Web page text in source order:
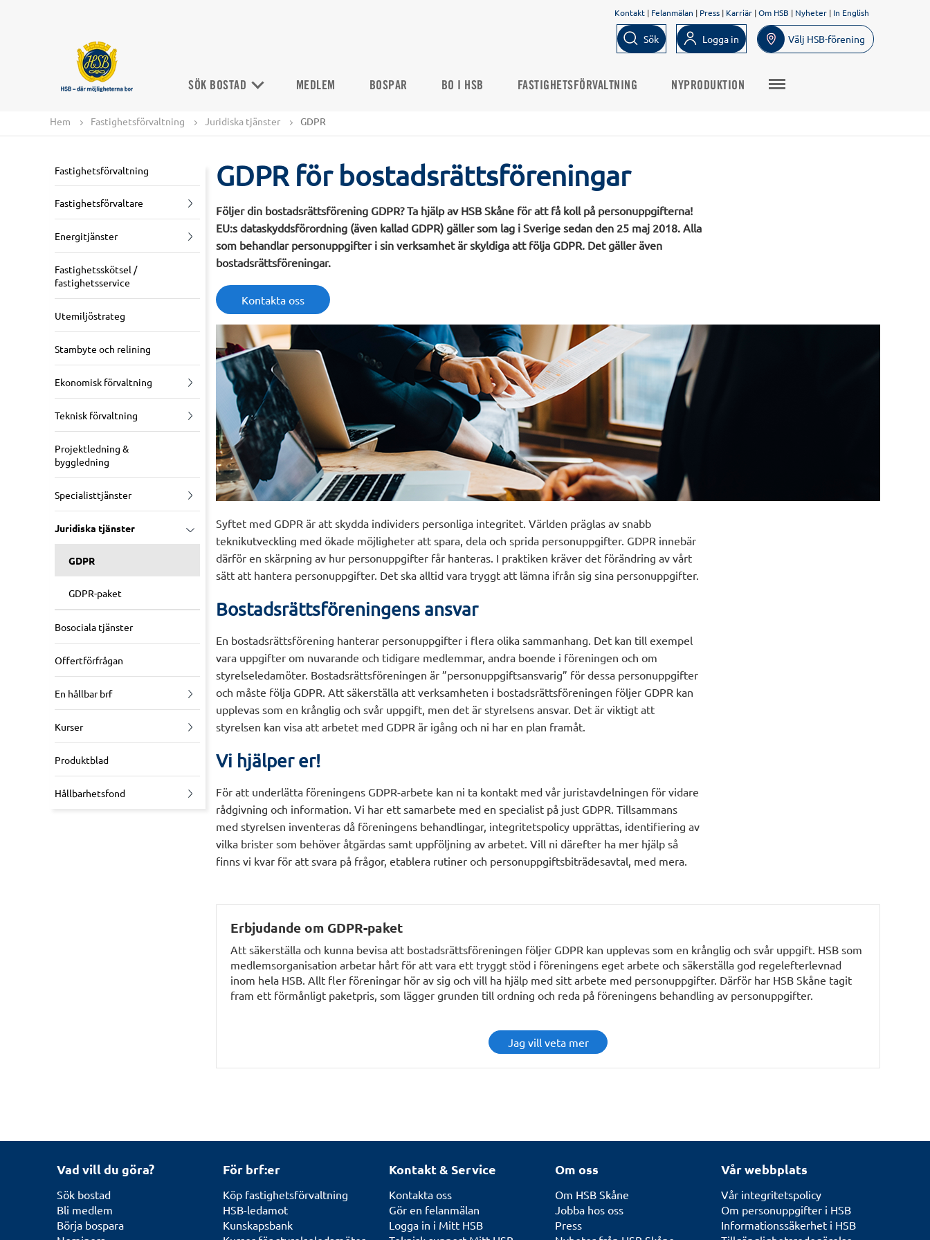
Kontakt | Felanmälan | Press | Karriär |Om HSB | Nyheter | In English
Sök Logga in Välj HSB-förening
SÖK BOSTAD MEDLEM BOSPAR BO I HSB FASTIGHETSFÖRVALTNING NYPRODUKTION
Hem Fastighetsförvaltning Juridiska tjänster GDPR
Fastighetsförvaltning
Fastighetsförvaltare
Energitjänster
Fastighetsskötsel /
fastighetsservice
Utemiljöstrateg
Stambyte och relining
Ekonomisk förvaltning
Teknisk förvaltning
Projektledning &
byggledning
Specialisttjänster
Juridiska tjänster
GDPR
GDPR-paket
Bosociala tjänster
Offertförfrågan
En hållbar brf
Kurser
Produktblad
Hållbarhetsfond
GDPR för bostadsrättsföreningar
Följer din bostadsrättsförening GDPR? Ta hjälp av HSB Skåne för att få koll på personuppgifterna!
EU:s dataskyddsförordning (även kallad GDPR) gäller som lag i Sverige sedan den 25 maj 2018. Alla
som behandlar personuppgifter i sin verksamhet är skyldiga att följa GDPR. Det gäller även
bostadsrättsföreningar.
Kontakta oss
Syftet med GDPR är att skydda individers personliga integritet. Världen präglas av snabb
teknikutveckling med ökade möjligheter att spara, dela och sprida personuppgifter. GDPR innebär
därför en skärpning av hur personuppgifter får hanteras. I praktiken kräver det förändring av vårt
sätt att hantera personuppgifter. Det ska alltid vara tryggt att lämna ifrån sig sina personuppgifter.
Bostadsrättsföreningens ansvar
En bostadsrättsförening hanterar personuppgifter i flera olika sammanhang. Det kan till exempel
vara uppgifter om nuvarande och tidigare medlemmar, andra boende i föreningen och om
styrelseledamöter. Bostadsrättsföreningen är ”personuppgiftsansvarig” för dessa personuppgifter
och måste följa GDPR. Att säkerställa att verksamheten i bostadsrättsföreningen följer GDPR kan
upplevas som en krånglig och svår uppgift, men det är styrelsens ansvar. Det är viktigt att
styrelsen kan visa att arbetet med GDPR är igång och ni har en plan framåt.
Vi hjälper er!
För att underlätta föreningens GDPR-arbete kan ni ta kontakt med vår juristavdelningen för vidare
rådgivning och information. Vi har ett samarbete med en specialist på just GDPR. Tillsammans
med styrelsen inventeras då föreningens behandlingar, integritetspolicy upprättas, identifiering av
vilka brister som behöver åtgärdas samt uppföljning av arbetet. Vill ni därefter ha mer hjälp så
finns vi kvar för att svara på frågor, etablera rutiner och personuppgiftsbiträdesavtal, med mera.
Erbjudande om GDPR-paket
Att säkerställa och kunna bevisa att bostadsrättsföreningen följer GDPR kan upplevas som en krånglig och svår uppgift. HSB som
medlemsorganisation arbetar hårt för att vara ett tryggt stöd i föreningens eget arbete och säkerställa god regelefterlevnad
inom hela HSB. Allt fler föreningar hör av sig och vill ha hjälp med sitt arbete med personuppgifter. Därför har HSB Skåne tagit
fram ett förmånligt paketpris, som lägger grunden till ordning och reda på föreningens behandling av personuppgifter.
Jag vill veta mer
Vad vill du göra?
Sök bostad
Bli medlem
Börja bospara
För brf:er
Köp fastighetsförvaltning
HSB-ledamot
Kunskapsbank
Kontakt & Service
Kontakta oss
Gör en felanmälan
Logga in i Mitt HSB
Om oss
Om HSB Skåne
Jobba hos oss
Press
Vår webbplats
Vår integritetspolicy
Om personuppgifter i HSB
Informationssäkerhet i HSB